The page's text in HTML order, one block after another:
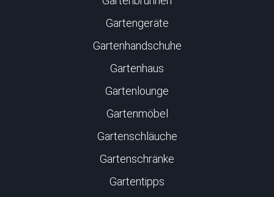
Gartengeräte
Gartenhandschuhe
Gartenhaus
Gartenlounge
Gartenmöbel
Gartenschläuche
Gartenschränke
Gartentipps